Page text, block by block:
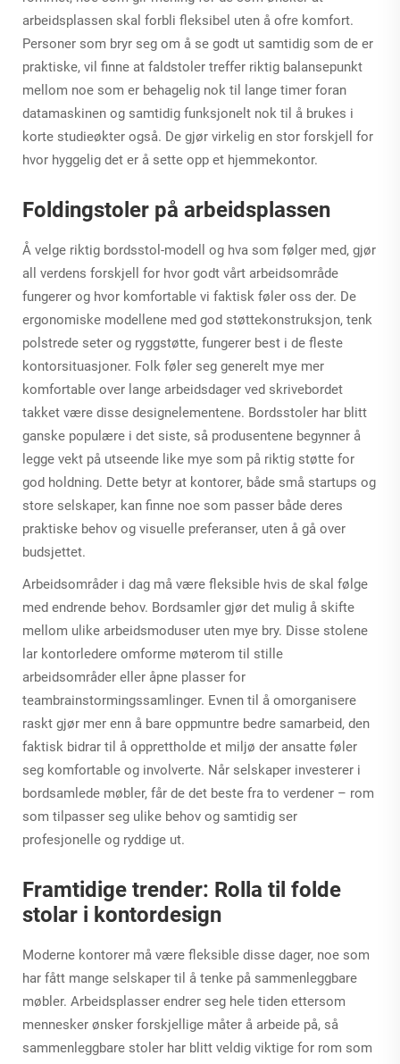
arbeidsplassen skal forbli fleksibel uten å ofre komfort.
Personer som bryr seg om å se godt ut samtidig som de er
praktiske, vil finne at faldstoler treffer riktig balansepunkt
mellom noe som er behagelig nok til lange timer foran
datamaskinen og samtidig funksjonelt nok til å brukes i
korte studieøkter også. De gjør virkelig en stor forskjell for
hvor hyggelig det er å sette opp et hjemmekontor.
Foldingstoler på arbeidsplassen
Å velge riktig bordsstol-modell og hva som følger med, gjør
all verdens forskjell for hvor godt vårt arbeidsområde
fungerer og hvor komfortable vi faktisk føler oss der. De
ergonomiske modellene med god støttekonstruksjon, tenk
polstrede seter og ryggstøtte, fungerer best i de fleste
kontorsituasjoner. Folk føler seg generelt mye mer
komfortable over lange arbeidsdager ved skrivebordet
takket være disse designelementene. Bordsstoler har blitt
ganske populære i det siste, så produsentene begynner å
legge vekt på utseende like mye som på riktig støtte for
god holdning. Dette betyr at kontorer, både små startups og
store selskaper, kan finne noe som passer både deres
praktiske behov og visuelle preferanser, uten å gå over
budsjettet.
Arbeidsområder i dag må være fleksible hvis de skal følge
med endrende behov. Bordsamler gjør det mulig å skifte
mellom ulike arbeidsmoduser uten mye bry. Disse stolene
lar kontorledere omforme møterom til stille
arbeidsområder eller åpne plasser for
teambrainstormingssamlinger. Evnen til å omorganisere
raskt gjør mer enn å bare oppmuntre bedre samarbeid, den
faktisk bidrar til å opprettholde et miljø der ansatte føler
seg komfortable og involverte. Når selskaper investerer i
bordsamlede møbler, får de det beste fra to verdener – rom
som tilpasser seg ulike behov og samtidig ser
profesjonelle og ryddige ut.
Framtidige trender: Rolla til folde
stolar i kontordesign
Moderne kontorer må være fleksible disse dager, noe som
har fått mange selskaper til å tenke på sammenleggbare
møbler. Arbeidsplasser endrer seg hele tiden ettersom
mennesker ønsker forskjellige måter å arbeide på, så
sammenleggbare stoler har blitt veldig viktige for rom som